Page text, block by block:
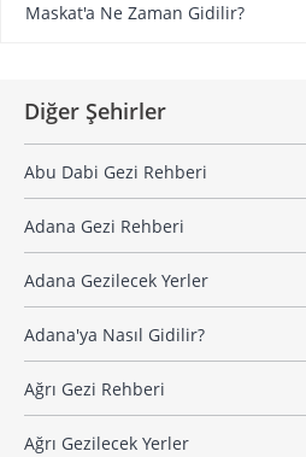
Maskat'a Ne Zaman Gidilir?
Diğer Şehirler
Abu Dabi Gezi Rehberi
Adana Gezi Rehberi
Adana Gezilecek Yerler
Adana'ya Nasıl Gidilir?
Ağrı Gezi Rehberi
Ağrı Gezilecek Yerler